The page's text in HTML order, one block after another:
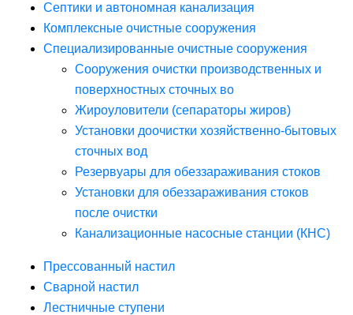
Септики и автономная канализация
Комплексные очистные сооружения
Специализированные очистные сооружения
Сооружения очистки производственных и
поверхностных сточных во
Жироуловители (сепараторы жиров)
Установки доочистки хозяйственно-бытовых
сточных вод
Резервуары для обеззараживания стоков
Установки для обеззараживания стоков
после очистки
Канализационные насосные станции (КНС)
Прессованный настил
Сварной настил
Лестничные ступени